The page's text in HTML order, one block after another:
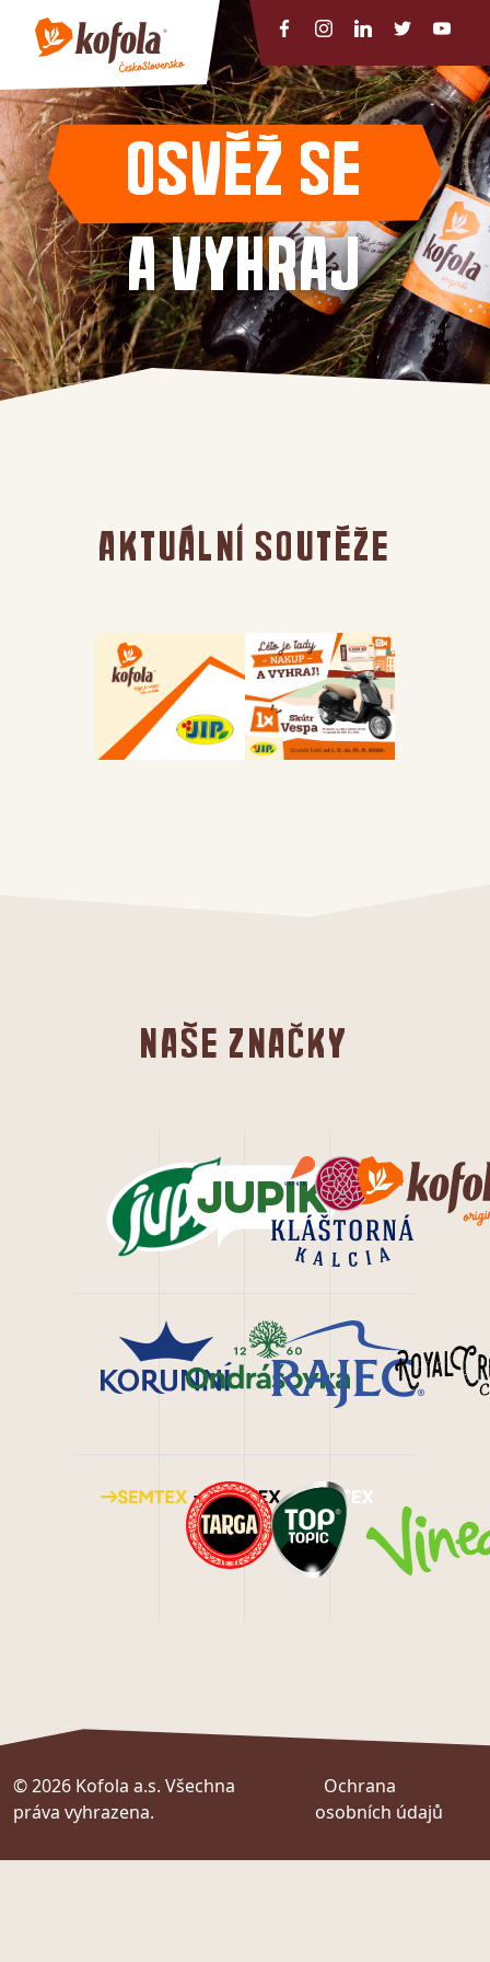
Osvěž se
a vyhraj
Aktuální soutěže
Naše značky
© 2026 Kofola a.s. Všechna
práva vyhrazena.
Ochrana
osobních údajů